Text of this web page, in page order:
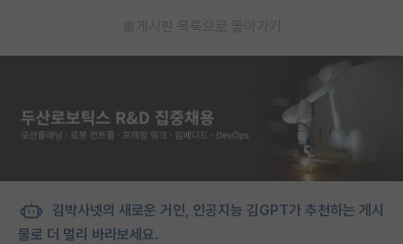
게시판 목록으로 돌아가기
김박사넷의 새로운 거인, 인공지능 김GPT가 추천하는 게시
물로 더 멀리 바라보세요.